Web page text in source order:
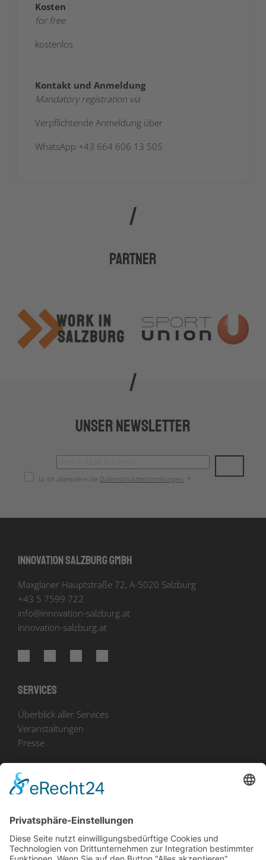
Kosten
for free
kostenlos
Kontakt und Anmeldung
Mandatory registration via
Verpflichtende Anmeldung über
WhatsApp +43 664 606 13 505
Partner
Unser Newsletter
Ja, ich akzeptiere die Datenschutzbestimmungen. *
Innovation Salzburg GmbH
Maxglaner Hauptstraße 72, A-5020 Salzburg
+43 5 7599 722
info@innovation-salzburg.at
innovation-salzburg.at
Services
Überblick aller Services
Veranstaltungen
Presse
Bekanntmachungen
Zu uns